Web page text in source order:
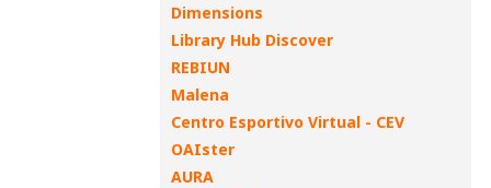
Dimensions
Library Hub Discover
REBIUN
Malena
Centro Esportivo Virtual - CEV
OAIster
AURA